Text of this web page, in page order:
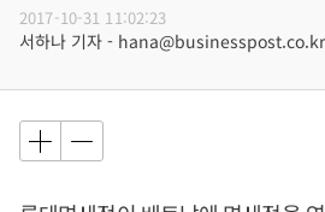
2017-10-31 11:02:23
서하나 기자 - hana@businesspost.co.kr